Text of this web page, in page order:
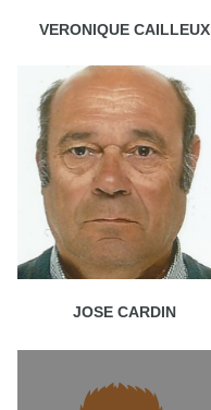
VERONIQUE CAILLEUX
JOSE CARDIN